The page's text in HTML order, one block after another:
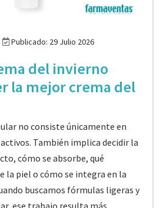
Publicado: 29 Julio 2026
del invierno
la mejor crema del
no consiste únicamente en
También implica decidir la
cómo se absorbe, qué
la piel o cómo se integra en la
buscamos fórmulas ligeras y